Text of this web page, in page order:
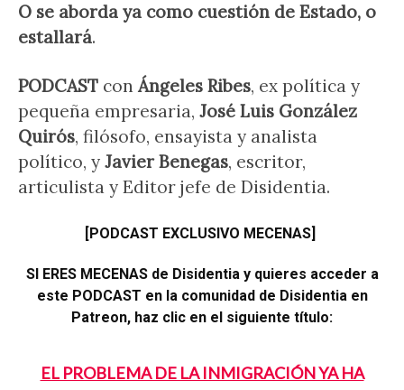
O se aborda ya como cuestión de Estado, o
estallará.
PODCAST con Ángeles Ribes, ex política y
pequeña empresaria, José Luis González
Quirós, filósofo, ensayista y analista
político, y Javier Benegas, escritor,
articulista y Editor jefe de Disidentia.
[PODCAST EXCLUSIVO MECENAS]
SI ERES MECENAS de Disidentia y quieres acceder a
este PODCAST en la comunidad de Disidentia en
Patreon, haz clic en el siguiente título:
EL PROBLEMA DE LA INMIGRACIÓN YA HA